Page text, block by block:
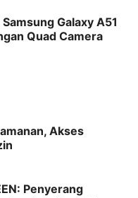
Galaxy A51
Quad Camera
Akses
Penyerang